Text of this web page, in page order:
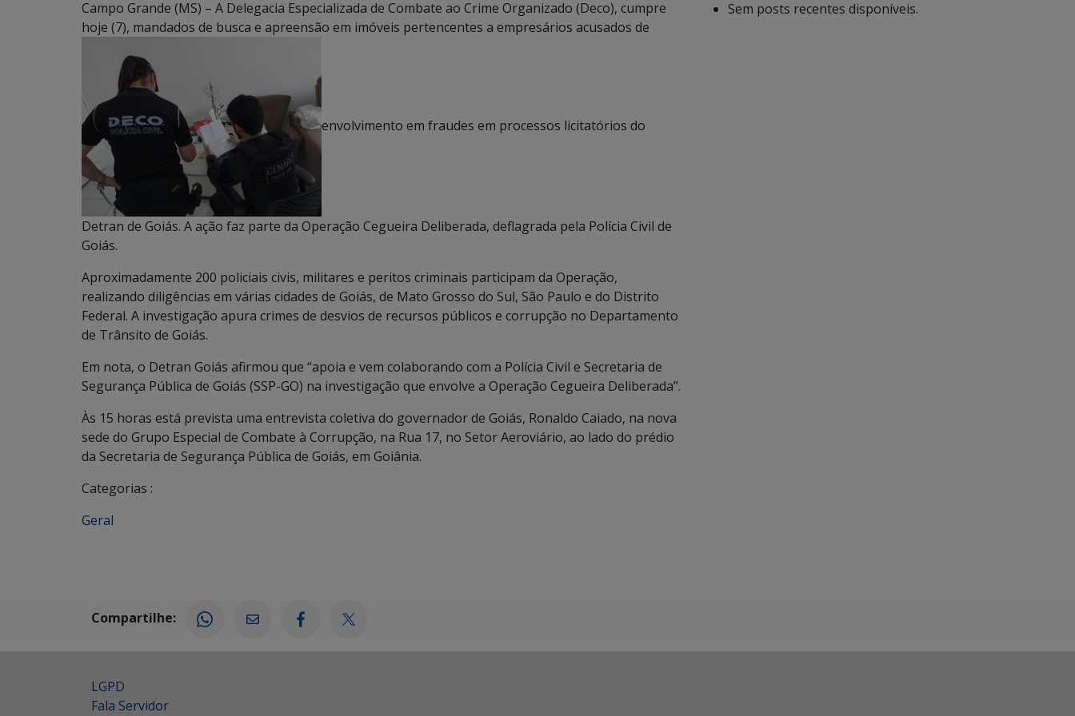
Campo Grande (MS) – A Delegacia Especializada de Combate ao Crime Organizado (Deco), cumpre
hoje (7), mandados de busca e apreensão em imóveis pertencentes a empresários acusados de
envolvimento em fraudes em processos licitatórios do
Detran de Goiás. A ação faz parte da Operação Cegueira Deliberada, deflagrada pela Polícia Civil de
Goiás.
Aproximadamente 200 policiais civis, militares e peritos criminais participam da Operação,
realizando diligências em várias cidades de Goiás, de Mato Grosso do Sul, São Paulo e do Distrito
Federal. A investigação apura crimes de desvios de recursos públicos e corrupção no Departamento
de Trânsito de Goiás.
Em nota, o Detran Goiás afirmou que “apoia e vem colaborando com a Polícia Civil e Secretaria de
Segurança Pública de Goiás (SSP-GO) na investigação que envolve a Operação Cegueira Deliberada”.
Às 15 horas está prevista uma entrevista coletiva do governador de Goiás, Ronaldo Caiado, na nova
sede do Grupo Especial de Combate à Corrupção, na Rua 17, no Setor Aeroviário, ao lado do prédio
da Secretaria de Segurança Pública de Goiás, em Goiânia.
Categorias :
Geral
Sem posts recentes disponíveis.
Compartilhe:
LGPD
Fala Servidor